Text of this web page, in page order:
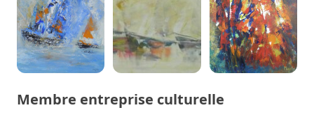
Membre entreprise culturelle